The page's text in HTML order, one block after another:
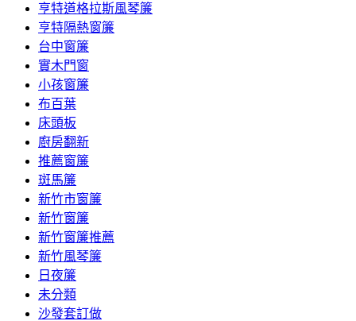
亨特道格拉斯風琴簾
亨特隔熱窗簾
台中窗簾
實木門窗
小孩窗簾
布百葉
床頭板
廚房翻新
推薦窗簾
斑馬簾
新竹市窗簾
新竹窗簾
新竹窗簾推薦
新竹風琴簾
日夜簾
未分類
沙發套訂做